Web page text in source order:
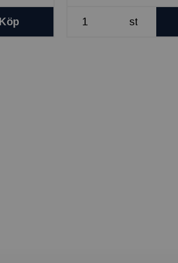
Köp st